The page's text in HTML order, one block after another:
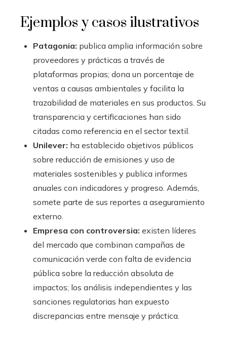
Ejemplos y casos ilustrativos
Patagonia: publica amplia información sobre
proveedores y prácticas a través de
plataformas propias; dona un porcentaje de
ventas a causas ambientales y facilita la
trazabilidad de materiales en sus productos. Su
transparencia y certificaciones han sido
citadas como referencia en el sector textil.
Unilever: ha establecido objetivos públicos
sobre reducción de emisiones y uso de
materiales sostenibles y publica informes
anuales con indicadores y progreso. Además,
somete parte de sus reportes a aseguramiento
externo.
Empresa con controversia: existen líderes
del mercado que combinan campañas de
comunicación verde con falta de evidencia
pública sobre la reducción absoluta de
impactos; los análisis independientes y las
sanciones regulatorias han expuesto
discrepancias entre mensaje y práctica.